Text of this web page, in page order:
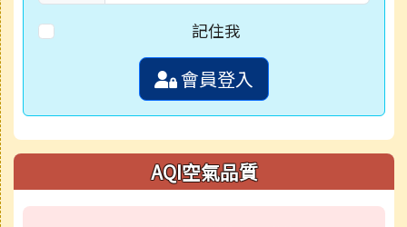
記住我
會員登入
AQI空氣品質